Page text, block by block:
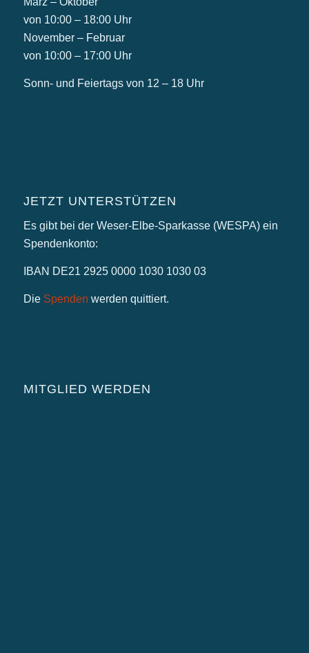
von 10:00 – 18:00 Uhr
November – Februar
von 10:00 – 17:00 Uhr
Sonn- und Feiertags von 12 – 18 Uhr
JETZT UNTERSTÜTZEN
Es gibt bei der Weser-Elbe-Sparkasse (WESPA) ein
Spendenkonto:
IBAN DE21 2925 0000 1030 1030 03
Die Spenden werden quittiert.
MITGLIED WERDEN